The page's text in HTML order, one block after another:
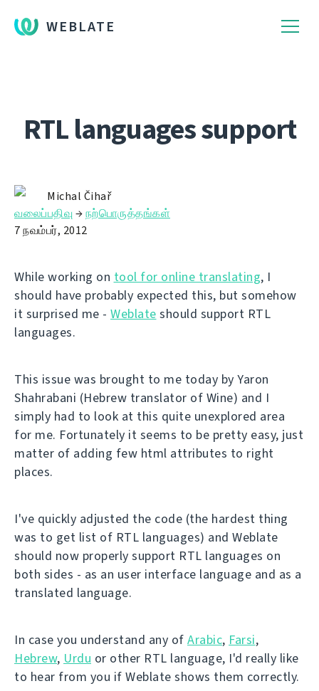
WEBLATE
RTL languages support
Michal Čihař
வலைப்பதிவு →நற்பொருத்தங்கள்
7 நவம்பர், 2012
While working on tool for online translating, I
should have probably expected this, but somehow
it surprised me - Weblate should support RTL
languages.
This issue was brought to me today by Yaron
Shahrabani (Hebrew translator of Wine) and I
simply had to look at this quite unexplored area
for me. Fortunately it seems to be pretty easy, just
matter of adding few html attributes to right
places.
I've quickly adjusted the code (the hardest thing
was to get list of RTL languages) and Weblate
should now properly support RTL languages on
both sides - as an user interface language and as a
translated language.
In case you understand any of Arabic, Farsi,
Hebrew, Urdu or other RTL language, I'd really like
to hear from you if Weblate shows them correctly.